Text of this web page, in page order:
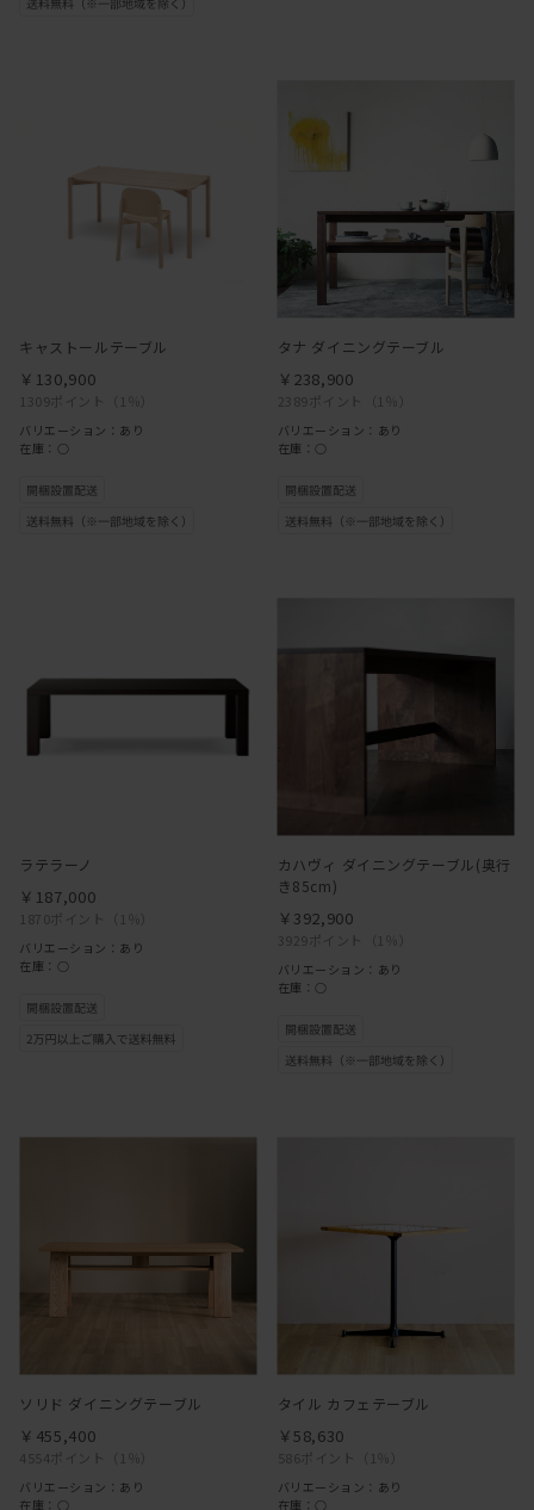
キャストールテーブル
1309ポイント （1％）
￥130,900
バリエーション：あり
在庫：○
タナ ダイニングテーブル
2389ポイント （1％）
￥238,900
バリエーション：あり
在庫：○
ラテラーノ
1870ポイント （1％）
￥187,000
バリエーション：あり
在庫：○
カハヴィ ダイニングテーブル(奥行
き85cm)
3929ポイント （1％）
￥392,900
バリエーション：あり
在庫：○
ソリド ダイニングテーブル
4554ポイント （1％）
￥455,400
バリエーション：あり
在庫：○
タイル カフェテーブル
586ポイント （1％）
￥58,630
バリエーション：あり
在庫：○